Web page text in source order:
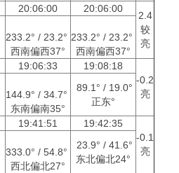
20:06:00 20:06:00
2.4
较
亮
233.2° / 23.2°
西南偏西37°
233.2° / 23.2°
西南偏西37°
19:06:33
19:08:18
-0.2
亮
144.9° / 34.7°
东南偏南35°
89.1° / 19.0°
正东°
19:41:51
19:42:35
-0.1
亮
333.0° / 54.8°
西北偏北27°
23.9° / 41.6°
东北偏北24°